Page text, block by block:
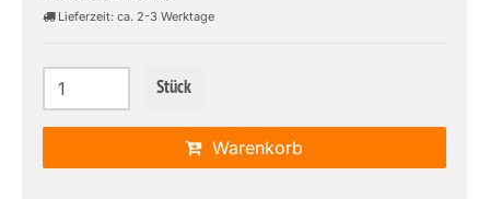
Lieferzeit: ca. 2-3 Werktage
Stück
Warenkorb